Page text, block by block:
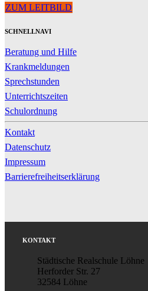
ZUM LEITBILD
SCHNELLNAVI
Beratung und Hilfe
Krankmeldungen
Sprechstunden
Unterrichtszeiten
Schulordnung
Kontakt
Datenschutz
Impressum
Barrierefreiheitserklärung
KONTAKT
Städtische Realschule Löhne
Herforder Str. 27
32584 Löhne